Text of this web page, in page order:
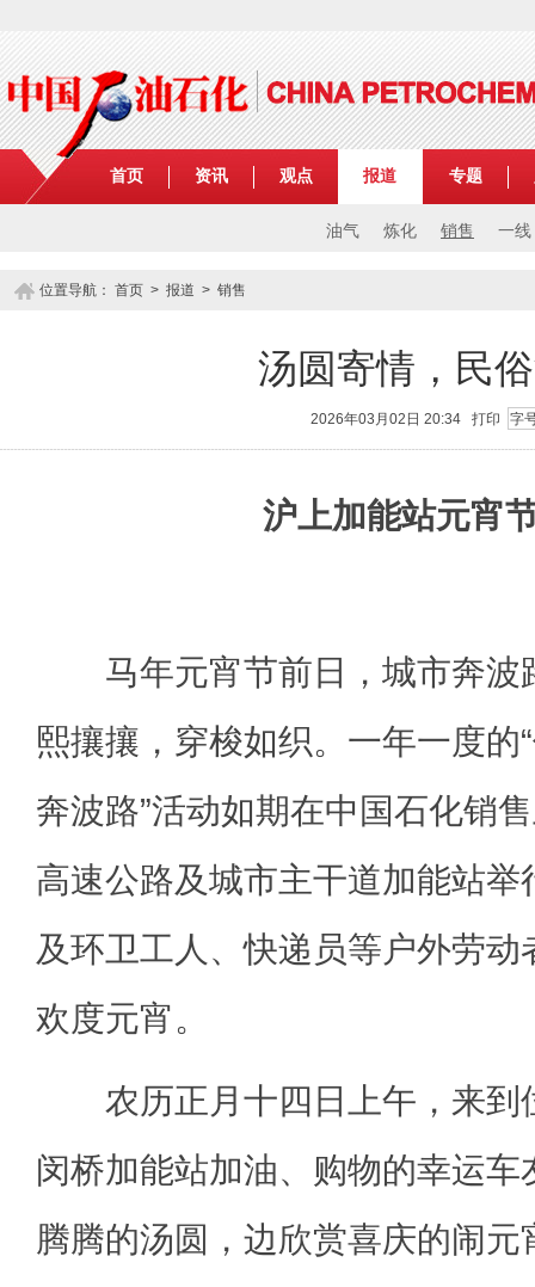
首页 资讯 观点 报道
油气 炼化 销售 一线
专题
位置导航： 首页 > 报道 > 销售
汤圆寄情，民
2026年03月02日 20:34打印 字
沪上加能站元宵
马年元宵节前日，城市奔波
熙攘攘，穿梭如织。一年一度的
奔波路”活动如期在中国石化销
高速公路及城市主干道加能站举
及环卫工人、快递员等户外劳
欢度元宵。
农历正月十四日上午，来到
闵桥加能站加油、购物的幸运
腾腾的汤圆，边欣赏喜庆的闹